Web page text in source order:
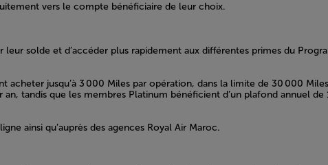
vers le compte bénéficiaire de leur choix.
solde et d’accéder plus rapidement aux différentes primes du
acheter jusqu’à 3 000 Miles par opération, dans la limite de 30 000
tandis que les membres Platinum bénéficient d’un plafond annuel
ainsi qu’auprès des agences Royal Air Maroc.